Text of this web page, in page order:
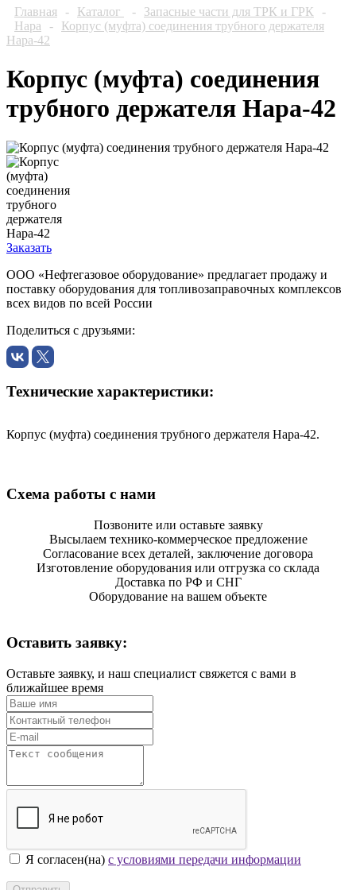
Главная - Каталог - Запасные части для ТРК и ГРК
-
Нара
-
Корпус (муфта) соединения трубного держателя
Нара-42
Корпус (муфта) соединения
трубного держателя Нара-42
Заказать
ООО «Нефтегазовое оборудование» предлагает продажу и
поставку оборудования для топливозаправочных комплексов
всех видов по всей России
Поделиться с друзьями:
Технические характеристики:
Корпус (муфта) соединения трубного держателя Нара-42.
Схема работы с нами
Позвоните или оставьте заявку
Высылаем технико-коммерческое предложение
Согласование всех деталей, заключение договора
Изготовление оборудования или отгрузка со склада
Доставка по РФ и СНГ
Оборудование на вашем объекте
Оставить заявку:
Оставьте заявку, и наш специалист свяжется с вами в
ближайшее время
Я согласен(на) с условиями передачи информации